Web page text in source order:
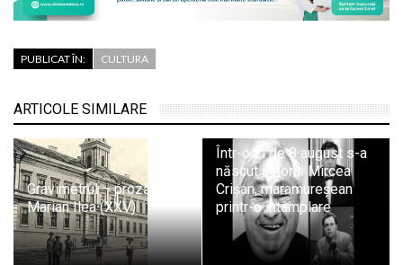
PUBLICAT ÎN: CULTURA
ARTICOLE SIMILARE
Gravimetrul – proză de
Marian Ilea (XXV)
Într-o zi de 8 august s-a
născut actorul Mircea
Crișan, maramureșean
printr-o întâmplare